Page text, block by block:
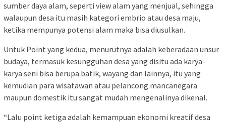
sumber daya alam, seperti view alam yang menjual, sehingga
walaupun desa itu masih kategori embrio atau desa maju,
ketika mempunya potensi alam maka bisa diusulkan.
Untuk Point yang kedua, menurutnya adalah keberadaan unsur
budaya, termasuk kesungguhan desa yang disitu ada karya-
karya seni bisa berupa batik, wayang dan lainnya, itu yang
kemudian para wisatawan atau pelancong mancanegara
maupun domestik itu sangat mudah mengenalinya dikenal.
“Lalu point ketiga adalah kemampuan ekonomi kreatif desa